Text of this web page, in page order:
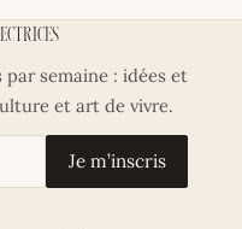
semaine : idées et
et art de vivre.
adresse email
Je m’inscris